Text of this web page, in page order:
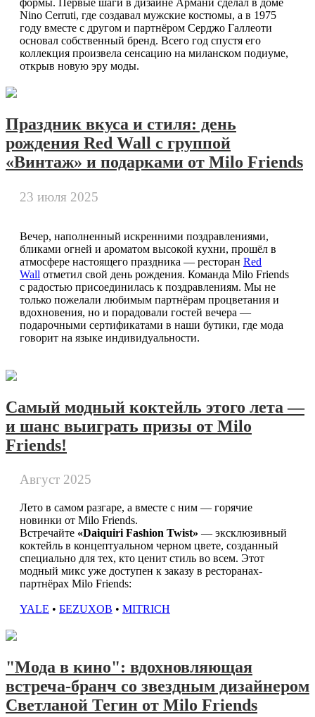
Nino Cerruti, где создавал мужские костюмы, а в 1975
году вместе с другом и партнёром Серджо Галлеоти
основал собственный бренд. Всего год спустя его
коллекция произвела сенсацию на миланском подиуме,
открыв новую эру моды.
Праздник вкуса и стиля: день
рождения Red Wall с группой
«Винтаж» и подарками от Milo Friends
23 июля 2025
Вечер, наполненный искренними поздравлениями,
бликами огней и ароматом высокой кухни, прошёл в
атмосфере настоящего праздника — ресторан Red
Wall отметил свой день рождения. Команда Milo Friends
с радостью присоединилась к поздравлениям. Мы не
только пожелали любимым партнёрам процветания и
вдохновения, но и порадовали гостей вечера —
подарочными сертификатами в наши бутики, где мода
говорит на языке индивидуальности.
Самый модный коктейль этого лета —
и шанс выиграть призы от Milo
Friends!
Август 2025
Лето в самом разгаре, а вместе с ним — горячие
новинки от Milo Friends.
Встречайте «Daiquiri Fashion Twist» — эксклюзивный
коктейль в концептуальном черном цвете, созданный
специально для тех, кто ценит стиль во всем. Этот
модный микс уже доступен к заказу в ресторанах-
партнёрах Milo Friends:
YALE • БЕZUXOВ • MITRICH
"Мода в кино": вдохновляющая
встреча-бранч со звездным дизайнером
Светланой Тегин от Milo Friends